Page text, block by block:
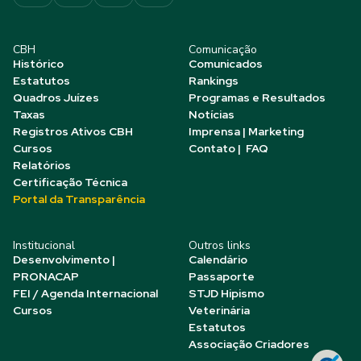
CBH
Histórico
Estatutos
Quadros Juízes
Taxas
Registros Ativos CBH
Cursos
Relatórios
Certificação Técnica
Portal da Transparência
Comunicação
Comunicados
Rankings
Programas e Resultados
Notícias
Imprensa | Marketing
Contato | FAQ
Institucional
Desenvolvimento |
PRONACAP
FEI / Agenda Internacional
Cursos
Outros links
Calendário
Passaporte
STJD Hipismo
Veterinária
Estatutos
Associação Criadores